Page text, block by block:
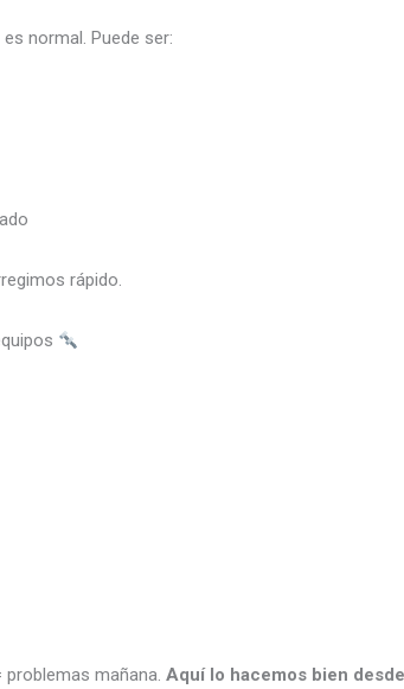
normal. Puede ser:
rápido.
problemas mañana. Aquí lo hacemos bien